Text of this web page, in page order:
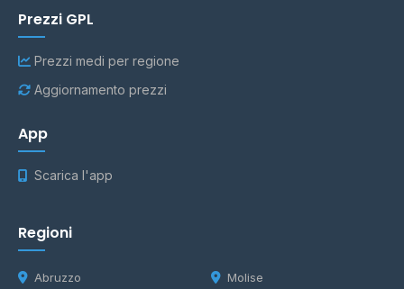
Prezzi GPL
Prezzi medi per regione
Aggiornamento prezzi
App
Scarica l'app
Regioni
Abruzzo Molise